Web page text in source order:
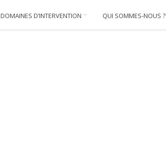
DOMAINES D’INTERVENTION QUI SOMMES-NOUS ?